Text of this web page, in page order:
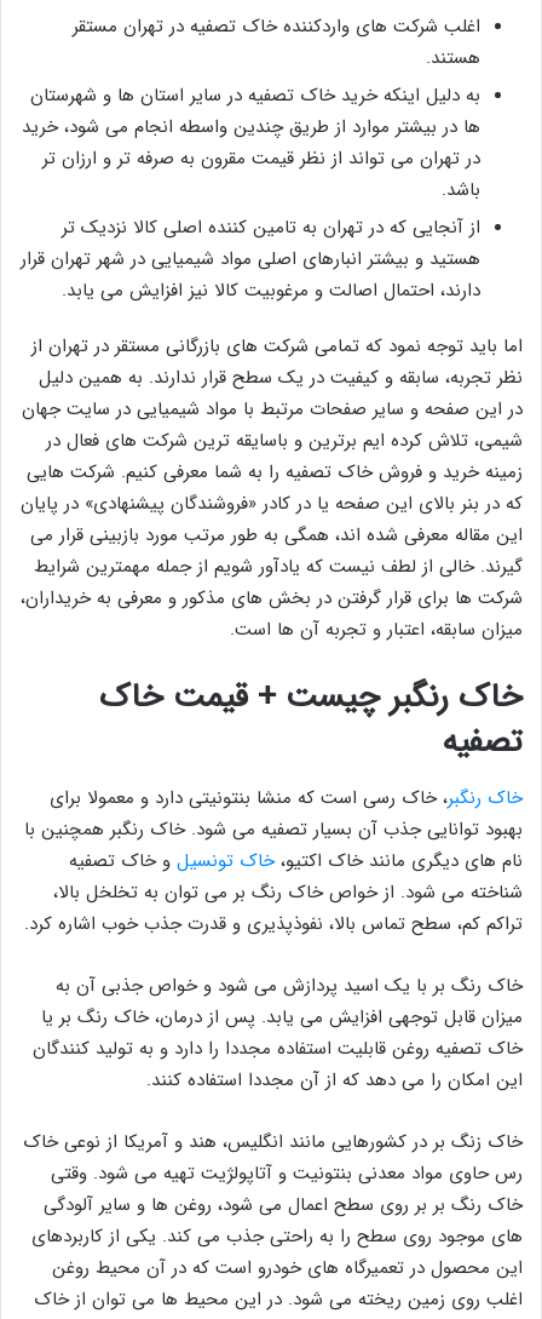
اغلب شرکت های واردکننده خاک تصفیه در تهران مستقر
هستند.
به دلیل اینکه خرید خاک تصفیه در سایر استان ها و شهرستان
ها در بیشتر موارد از طریق چندین واسطه انجام می شود، خرید
در تهران می تواند از نظر قیمت مقرون به صرفه تر و ارزان تر
باشد.
از آنجایی که در تهران به تامین کننده اصلی کالا نزدیک تر
هستید و بیشتر انبارهای اصلی مواد شیمیایی در شهر تهران قرار
دارند، احتمال اصالت و مرغوبیت کالا نیز افزایش می یابد.
اما باید توجه نمود که تمامی شرکت های بازرگانی مستقر در تهران از
نظر تجربه، سابقه و کیفیت در یک سطح قرار ندارند. به همین دلیل
در این صفحه و سایر صفحات مرتبط با مواد شیمیایی در سایت جهان
شیمی، تلاش کرده ایم برترین و باسایقه ترین شرکت های فعال در
زمینه خرید و فروش خاک تصفیه را به شما معرفی کنیم. شرکت هایی
که در بنر بالای این صفحه یا در کادر «فروشندگان پیشنهادی» در پایان
این مقاله معرفی شده اند، همگی به طور مرتب مورد بازبینی قرار می
گیرند. خالی از لطف نیست که یادآور شویم از جمله مهمترین شرایط
شرکت ها برای قرار گرفتن در بخش های مذکور و معرفی به خریداران،
میزان سابقه، اعتبار و تجربه آن ها است.
خاک رنگبر چیست + قیمت خاک
تصفیه
خاک رنگبر، خاک رسی است که منشا بنتونیتی دارد و معمولا برای
بهبود توانایی جذب آن بسیار تصفیه می شود. خاک رنگبر همچنین با
نام های دیگری مانند خاک اکتیو،خاک تونسیل و خاک تصفیه
شناخته می شود. از خواص خاک رنگ بر می توان به تخلخل بالا،
تراکم کم، سطح تماس بالا، نفوذپذیری و قدرت جذب خوب اشاره کرد.
خاک رنگ بر با یک اسید پردازش می شود و خواص جذبی آن به
میزان قابل توجهی افزایش می یابد. پس از درمان، خاک رنگ بر یا
خاک تصفیه روغن قابلیت استفاده مجددا را دارد و به تولید کنندگان
این امکان را می دهد که از آن مجددا استفاده کنند.
خاک زنگ بر در کشورهایی مانند انگلیس، هند و آمریکا از نوعی خاک
رس حاوی مواد معدنی بنتونیت و آتاپولژیت تهیه می شود. وقتی
خاک رنگ بر بر روی سطح اعمال می شود، روغن ها و سایر آلودگی
های موجود روی سطح را به راحتی جذب می کند. یکی از کاربردهای
این محصول در تعمیرگاه های خودرو است که در آن محیط روغن
اغلب روی زمین ریخته می شود. در این محیط ها می توان از خاک